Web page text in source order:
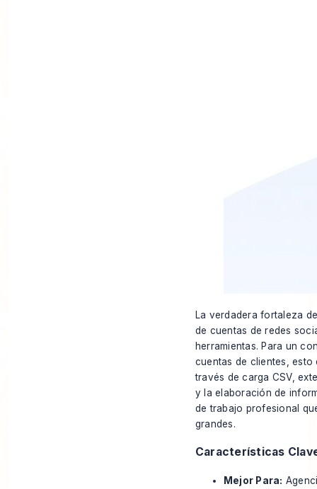
La verdadera fortaleza
de cuentas de redes
herramientas. Para un
cuentas de clientes,
través de carga CSV,
y la elaboración de
de trabajo profesional
grandes.
Características
Mejor Para: